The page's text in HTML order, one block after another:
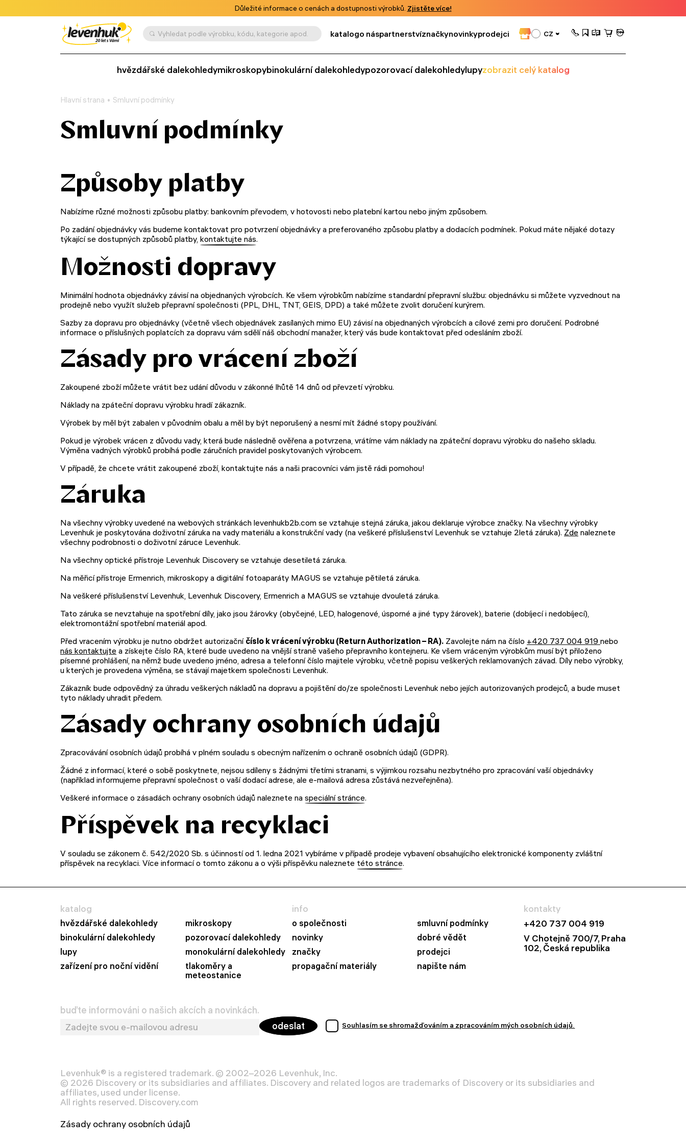
Důležité informace o cenách a dostupnosti výrobků. Zjistěte více!
Vyhledat podle výrobku, kódu, kategorie apod. katalogo náspartnerstvíznačkynovinkyprodejci CZ
hvězdářské dalekohledymikroskopybinokulární dalekohledypozorovací dalekohledylupyzobrazit celý katalog
Hlavní strana Smluvní podmínky
Smluvní podmínky
Způsoby platby
Nabízíme různé možnosti způsobu platby: bankovním převodem, v hotovosti nebo platební kartou nebo jiným způsobem.
Po zadání objednávky vás budeme kontaktovat pro potvrzení objednávky a preferovaného způsobu platby a dodacích podmínek. Pokud máte nějaké dotazy
týkající se dostupných způsobů platby, kontaktujte nás.
Možnosti dopravy
Minimální hodnota objednávky závisí na objednaných výrobcích. Ke všem výrobkům nabízíme standardní přepravní službu: objednávku si můžete vyzvednout na
prodejně nebo využít služeb přepravní společnosti (PPL, DHL, TNT, GEIS, DPD) a také můžete zvolit doručení kurýrem.
Sazby za dopravu pro objednávky (včetně všech objednávek zasílaných mimo EU) závisí na objednaných výrobcích a cílové zemi pro doručení. Podrobné
informace o příslušných poplatcích za dopravu vám sdělí náš obchodní manažer, který vás bude kontaktovat před odesláním zboží.
Zásady pro vrácení zboží
Zakoupené zboží můžete vrátit bez udání důvodu v zákonné lhůtě 14 dnů od převzetí výrobku.
Náklady na zpáteční dopravu výrobku hradí zákazník.
Výrobek by měl být zabalen v původním obalu a měl by být neporušený a nesmí mít žádné stopy používání.
Pokud je výrobek vrácen z důvodu vady, která bude následně ověřena a potvrzena, vrátíme vám náklady na zpáteční dopravu výrobku do našeho skladu.
Výměna vadných výrobků probíhá podle záručních pravidel poskytovaných výrobcem.
V případě, že chcete vrátit zakoupené zboží, kontaktujte nás a naši pracovníci vám jistě rádi pomohou!
Záruka
Na všechny výrobky uvedené na webových stránkách levenhukb2b.com se vztahuje stejná záruka, jakou deklaruje výrobce značky. Na všechny výrobky
Levenhuk je poskytována doživotní záruka na vady materiálu a konstrukční vady (na veškeré příslušenství Levenhuk se vztahuje 2letá záruka). Zde naleznete
všechny podrobnosti o doživotní záruce Levenhuk.
Na všechny optické přístroje Levenhuk Discovery se vztahuje desetiletá záruka.
Na měřicí přístroje Ermenrich, mikroskopy a digitální fotoaparáty MAGUS se vztahuje pětiletá záruka.
Na veškeré příslušenství Levenhuk, Levenhuk Discovery, Ermenrich a MAGUS se vztahuje dvouletá záruka.
Tato záruka se nevztahuje na spotřební díly, jako jsou žárovky (obyčejné, LED, halogenové, úsporné a jiné typy žárovek), baterie (dobíjecí i nedobíjecí),
elektromontážní spotřební materiál apod.
Před vracením výrobku je nutno obdržet autorizační číslo k vrácení výrobku (Return Authorization – RA). Zavolejte nám na číslo +420 737 004 919 nebo
nás kontaktujte a získejte číslo RA, které bude uvedeno na vnější straně vašeho přepravního kontejneru. Ke všem vráceným výrobkům musí být přiloženo
písemné prohlášení, na němž bude uvedeno jméno, adresa a telefonní číslo majitele výrobku, včetně popisu veškerých reklamovaných závad. Díly nebo výrobky,
u kterých je provedena výměna, se stávají majetkem společnosti Levenhuk.
Zákazník bude odpovědný za úhradu veškerých nákladů na dopravu a pojištění do/ze společnosti Levenhuk nebo jejích autorizovaných prodejců, a bude muset
tyto náklady uhradit předem.
Zásady ochrany osobních údajů
Zpracovávání osobních údajů probíhá v plném souladu s obecným nařízením o ochraně osobních údajů (GDPR).
Žádné z informací, které o sobě poskytnete, nejsou sdíleny s žádnými třetími stranami, s výjimkou rozsahu nezbytného pro zpracování vaší objednávky
(například informujeme přepravní společnost o vaší dodací adrese, ale e-mailová adresa zůstává nezveřejněna).
Veškeré informace o zásadách ochrany osobních údajů naleznete na speciální stránce.
Příspěvek na recyklaci
V souladu se zákonem č. 542/2020 Sb. s účinností od 1. ledna 2021 vybíráme v případě prodeje vybavení obsahujícího elektronické komponenty zvláštní
příspěvek na recyklaci. Více informací o tomto zákonu a o výši příspěvku naleznete této stránce.
katalog
hvězdářské dalekohledy
mikroskopy
binokulární dalekohledy
pozorovací dalekohledy
lupy
monokulární dalekohledy
zařízení pro noční vidění
tlakoměry a
meteostanice
info
o společnosti
smluvní podmínky
novinky
dobré vědět
značky
prodejci
propagační materiály
napište nám
kontakty
+420 737 004 919
V Chotejně 700/7, Praha
102, Česká republika
buďte informováni o našich akcích a novinkách.
odeslat
Souhlasím se shromažďováním a zpracováním mých osobních údajů.
Levenhuk® is a registered trademark. © 2002–2026 Levenhuk, Inc.
© 2026 Discovery or its subsidiaries and affiliates. Discovery and related logos are trademarks of Discovery or its subsidiaries and
affiliates, used under license.
All rights reserved. Discovery.com
Zásady ochrany osobních údajů